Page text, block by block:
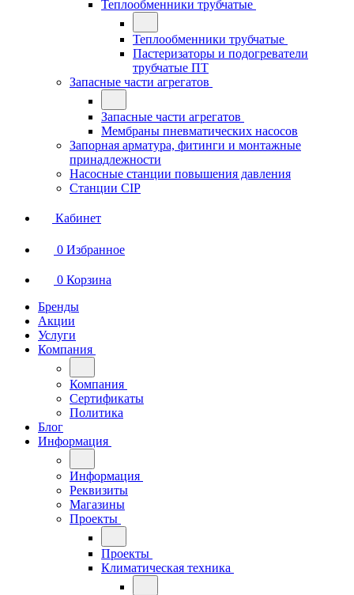
Теплообменники трубчатые
Теплообменники трубчатые
Пастеризаторы и подогреватели
трубчатые ПТ
Запасные части агрегатов
Запасные части агрегатов
Мембраны пневматических насосов
Запорная арматура, фитинги и монтажные
принадлежности
Насосные станции повышения давления
Станции CIP
Кабинет
0 Избранное
0 Корзина
Бренды
Акции
Услуги
Компания
Компания
Сертификаты
Политика
Блог
Информация
Информация
Реквизиты
Магазины
Проекты
Проекты
Климатическая техника